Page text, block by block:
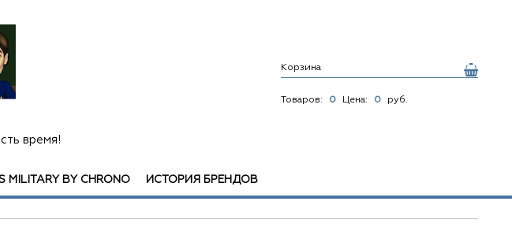
время!
Корзина
Товаров: 0 Цена: 0 руб.
MILITARY BY CHRONO ИСТОРИЯ БРЕНДОВ